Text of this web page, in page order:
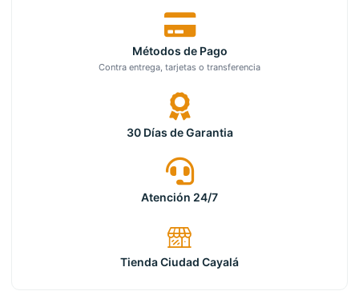
Métodos de Pago
Contra entrega, tarjetas o transferencia
30 Días de Garantia
Atención 24/7
Tienda Ciudad Cayalá